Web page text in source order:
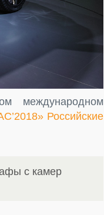
международном
Российские
с камер